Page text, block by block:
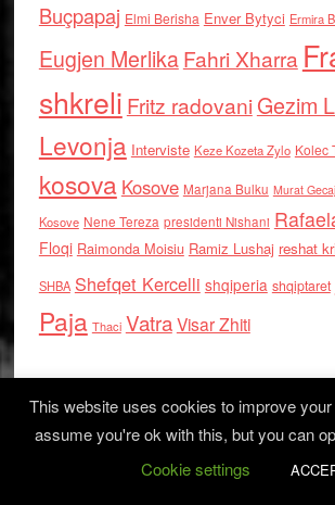
Buçpapaj Elmi Berisha Enver Bytyci Ermira
Eugjen MerlikaFahri Xharra
shkreli Fritz radovaniGezim
Levonja Interviste Keze Kozeta Zylo Kolec
kosova Kosove Marjana Bulku Murat Gecaj
Kosove Nene Tereza presidenti Nishani
Floqi Raimonda Moisiu Ramiz Lushaj reshat
SHBA Shefqet Kercelli shqiperia shqiptaret
Paja Thaci VatraVisar Zhiti
Log in
This website uses cookies to improve
assume you're ok with this, but you can
Cookie settings